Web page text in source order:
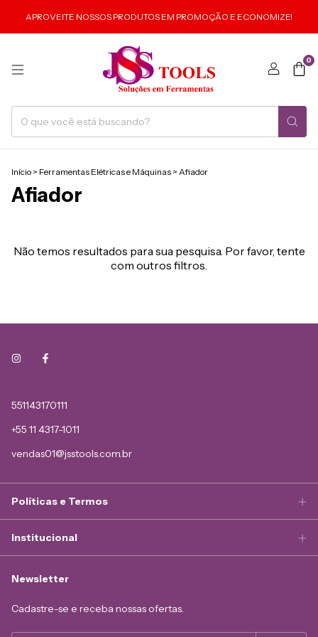
APROVEITE NOSSOS PRODUTOS EM PROMOÇÃO E ECONOMIZE!
0
Início > Ferramentas Elétricas e Máquinas > Afiador
Afiador
Não temos resultados para sua pesquisa. Por favor, tente
com outros filtros.
551143170111
+55 11 4317-1011
vendas01@jsstools.com.br
Políticas e Termos
Institucional
Newsletter
Cadastre-se e receba nossas ofertas.